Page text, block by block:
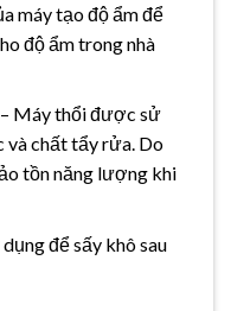
máy tạo độ ẩm để
độ ẩm trong nhà
Máy thổi được sử
và chất tẩy rửa. Do
tồn năng lượng khi
để sấy khô sau